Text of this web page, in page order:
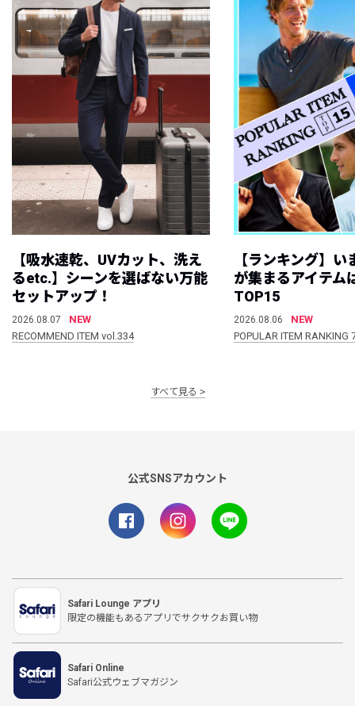
【吸水速乾、UVカット、洗え
るetc.】シーンを選ばない万能
セットアップ！
2026.08.07
NEW
RECOMMEND ITEM vol.334
【ランキング】
が集まるアイテム
TOP15
2026.08.06
NEW
POPULAR ITEM
すべて見る
公式SNSアカウント
Safari Lounge アプリ
限定の機能もあるアプリでサクサクお買い物
Safari Online
Safari公式ウェブマガジン